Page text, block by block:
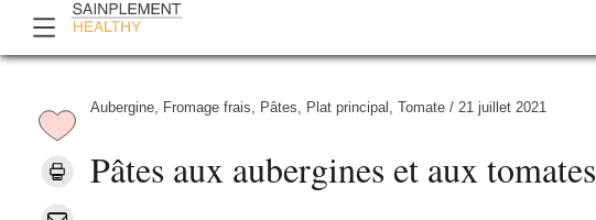
Aubergine, Fromage frais, Pâtes, Plat principal , Tomate / 21 juillet 2021
Pâtes aux aubergines et aux tomates